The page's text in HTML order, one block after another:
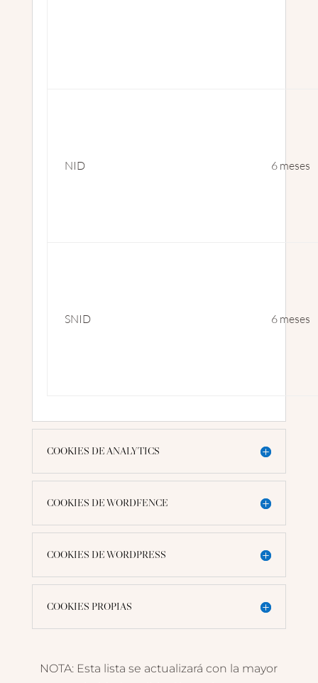
NID 6 meses
SNID 6 meses
COOKIES DE ANALYTICS
COOKIES DE WORDFENCE
COOKIES DE WORDPRESS
COOKIES PROPIAS
NOTA: Esta lista se actualizará con la mayor